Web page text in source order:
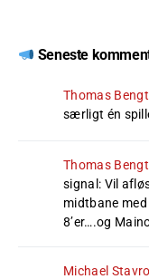
Seneste
Thomas
særligt én
Thomas
signal: Vil
midtbane
8’er….og
Michael